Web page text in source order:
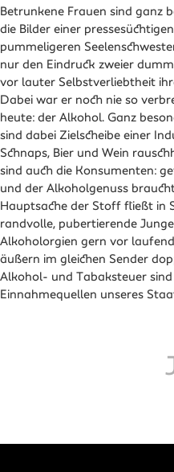
Betrunkene Frauen sind ganz
die Bilder einer
pummeligeren
nur den Eindruck zweier
vor lauter Selbstverliebtheit
Dabei war er noch nie so
heute: der Alkohol. Ganz
sind dabei Zielscheibe einer
Schnaps, Bier und Wein
sind auch die Konsumenten:
und der Alkoholgenuss
Hauptsache der Stoff fließt in
randvolle, pubertierende
Alkoholorgien gern vor
äußern im gleichen Sender
Alkohol- und Tabaksteuer
Einnahmequellen unseres
Zeitgeist, aber was ist das für
legal überschwemmt und
Untergang reißt? Alkohol
nebenbei noch ein ganz
größte Feind eines klaren
sterben Millionen
grauen Zellen können Alkohol
Abbauleistung der Leber
normalen
teilweise zu unterbrechen, das
Und das ist wohl der wichtigste
mögen – er lässt uns unsere
Unser absaufendes Gehirn
Leichtigkeit des Seins vor. Als
Morgen danach leider für
Frühstück. Der bohrende
Glieder und der
Begleiterscheinungen der
nächtlich geschundenen
nach durchzechter Nacht sind
kann peinlicher sein als ein
Variante des totalen
mehr Männer morgens in
nicht mehr so attraktiven
Pech ist auch, dass andere
dämlich man sich selbst